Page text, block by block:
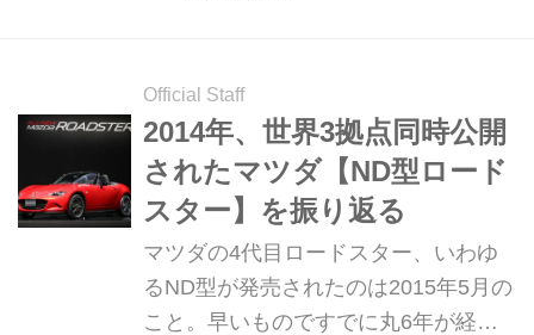
Official Staff
2014年、世界3拠点同時公開
されたマツダ【ND型ロード
スター】を振り返る
マツダの4代目ロードスター、いわゆ
るND型が発売されたのは2015年5月の
こと。早いものですでに丸6年が経過